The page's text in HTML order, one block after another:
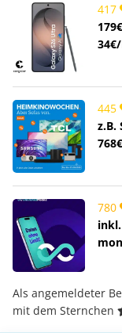
417
445
z.B.
780
Als angemeldeter
mit dem Sternchen